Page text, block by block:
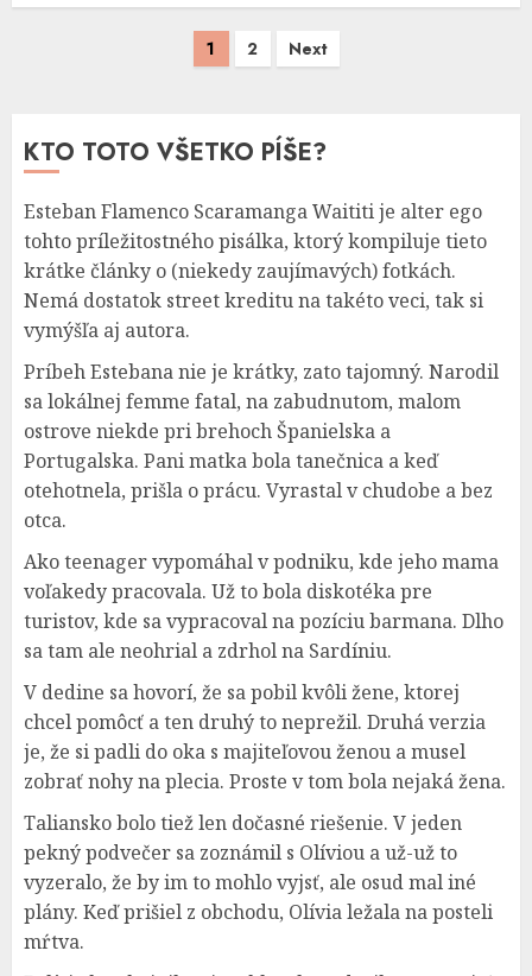
1 2 Next
KTO TOTO VŠETKO PÍŠE?
Esteban Flamenco Scaramanga Waititi je alter ego
tohto príležitostného pisálka, ktorý kompiluje tieto
krátke články o (niekedy zaujímavých) fotkách.
Nemá dostatok street kreditu na takéto veci, tak si
vymýšľa aj autora.
Príbeh Estebana nie je krátky, zato tajomný. Narodil
sa lokálnej femme fatal, na zabudnutom, malom
ostrove niekde pri brehoch Španielska a
Portugalska. Pani matka bola tanečnica a keď
otehotnela, prišla o prácu. Vyrastal v chudobe a bez
otca.
Ako teenager vypomáhal v podniku, kde jeho mama
voľakedy pracovala. Už to bola diskotéka pre
turistov, kde sa vypracoval na pozíciu barmana. Dlho
sa tam ale neohrial a zdrhol na Sardíniu.
V dedine sa hovorí, že sa pobil kvôli žene, ktorej
chcel pomôcť a ten druhý to neprežil. Druhá verzia
je, že si padli do oka s majiteľovou ženou a musel
zobrať nohy na plecia. Proste v tom bola nejaká žena.
Taliansko bolo tiež len dočasné riešenie. V jeden
pekný podvečer sa zoznámil s Olíviou a už-už to
vyzeralo, že by im to mohlo vyjsť, ale osud mal iné
plány. Keď prišiel z obchodu, Olívia ležala na posteli
mŕtva.